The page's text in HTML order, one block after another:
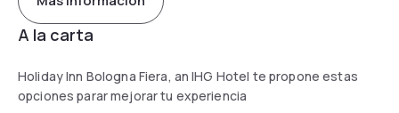
A la carta
Holiday Inn Bologna Fiera, an IHG Hotel te propone estas
opciones parar mejorar tu experiencia